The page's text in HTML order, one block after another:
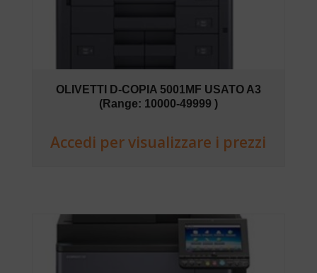
OLIVETTI D-COPIA 5001MF USATO A3
(Range: 10000-49999 )
Accedi per visualizzare i prezzi